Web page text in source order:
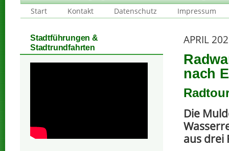
Start
Kontakt Datenschutz Impressum
APRIL
nach
Die
aus drei
Stadtführungen &
Stadtrundfahrten